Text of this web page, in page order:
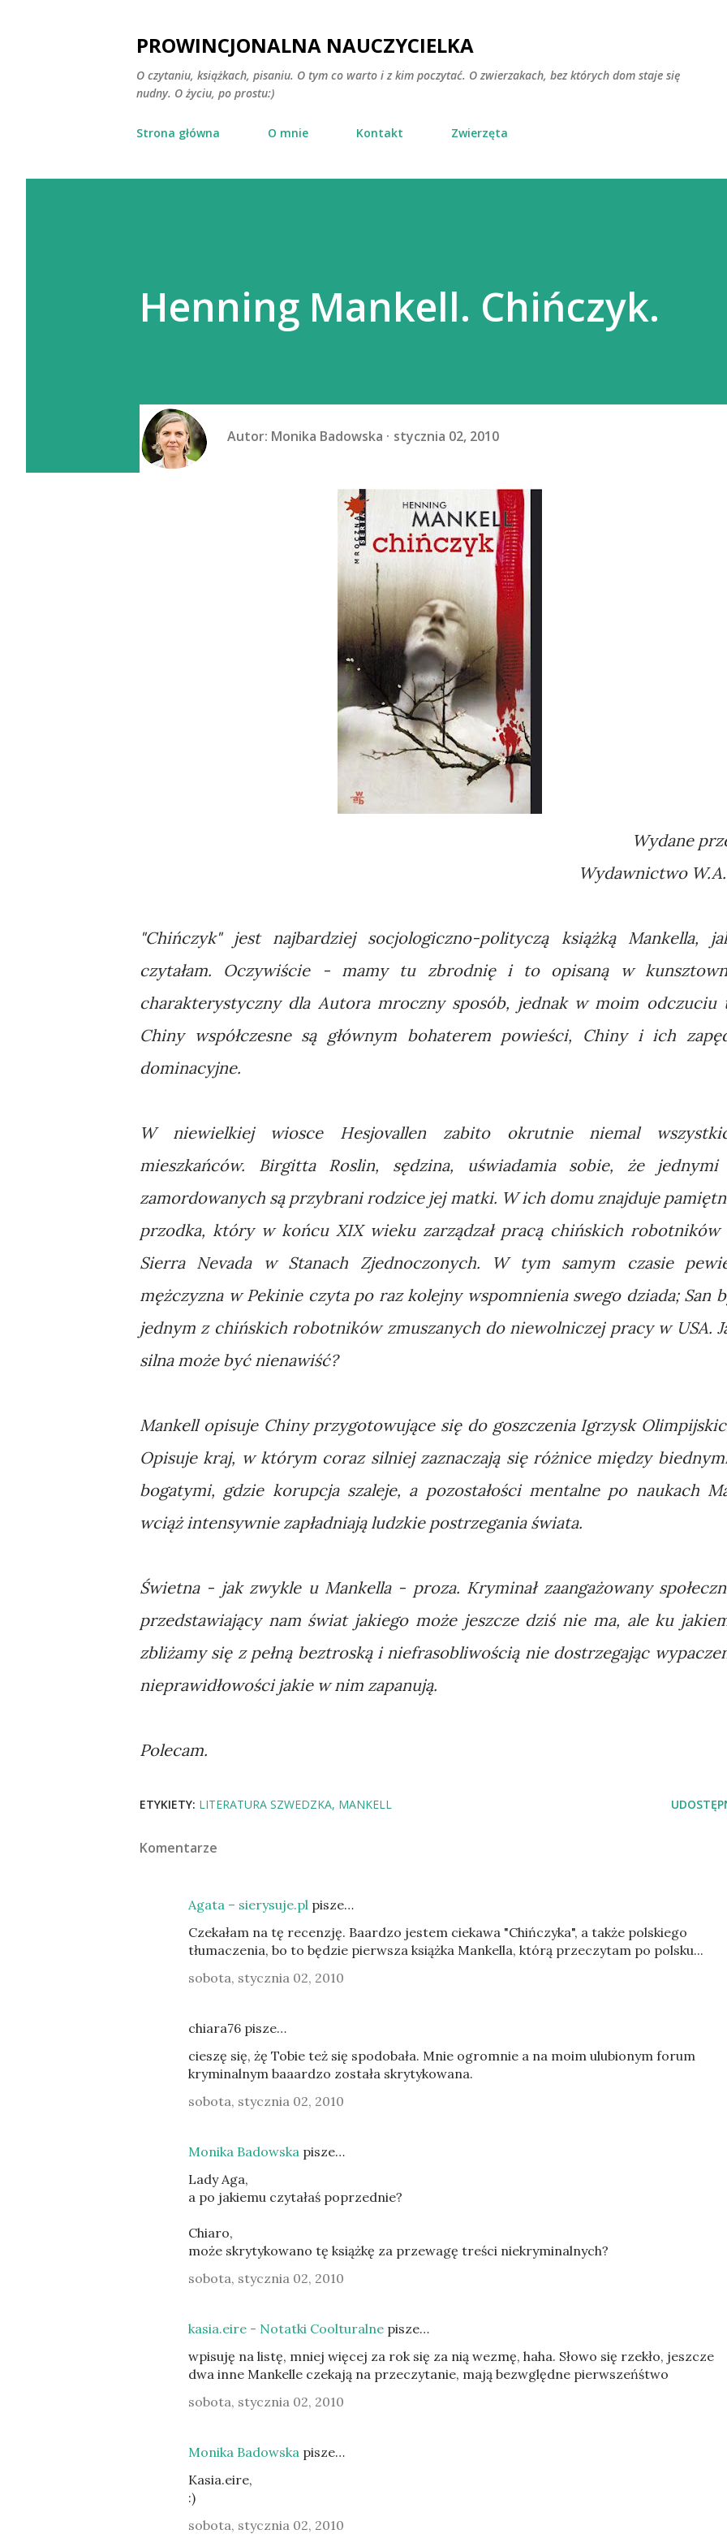
PROWINCJONALNA NAUCZYCIELKA
O czytaniu, książkach, pisaniu. O tym co warto i z kim poczytać. O zwierzakach, bez których dom staje się
nudny. O życiu, po prostu:)
Strona główna O mnie Kontakt Zwierzęta
Henning Mankell. Chińczyk.
Autor: Monika Badowska stycznia 02, 2010
Wydane
Wydawnictwo
"Chińczyk" jest najbardziej socjologiczno-polityczą książką Mankella,
czytałam. Oczywiście - mamy tu zbrodnię i to opisaną w
charakterystyczny dla Autora mroczny sposób, jednak w moim odczuciu
Chiny współczesne są głównym bohaterem powieści, Chiny i ich
dominacyjne.
W niewielkiej wiosce Hesjovallen zabito okrutnie niemal
mieszkańców. Birgitta Roslin, sędzina, uświadamia sobie, że
zamordowanych są przybrani rodzice jej matki. W ich domu znajduje
przodka, który w końcu XIX wieku zarządzał pracą chińskich robotników
Sierra Nevada w Stanach Zjednoczonych. W tym samym czasie
mężczyzna w Pekinie czyta po raz kolejny wspomnienia swego dziada; San
jednym z chińskich robotników zmuszanych do niewolniczej pracy w USA.
silna może być nienawiść?
Mankell opisuje Chiny przygotowujące się do goszczenia Igrzysk
Opisuje kraj, w którym coraz silniej zaznaczają się różnice między
bogatymi, gdzie korupcja szaleje, a pozostałości mentalne po naukach
wciąż intensywnie zapładniają ludzkie postrzegania świata.
Świetna - jak zwykle u Mankella - proza. Kryminał zaangażowany
przedstawiający nam świat jakiego może jeszcze dziś nie ma, ale ku
zbliżamy się z pełną beztroską i niefrasobliwością nie dostrzegając
nieprawidłowości jakie w nim zapanują.
Polecam.
ETYKIETY: LITERATURA SZWEDZKA MANKELL
Komentarze
Agata – sierysuje.pl pisze…
Czekałam na tę recenzję. Baardzo jestem ciekawa "Chińczyka", a także polskiego
tłumaczenia, bo to będzie pierwsza książka Mankella, którą przeczytam po polsku...
sobota, stycznia 02, 2010
chiara76 pisze…
cieszę się, żę Tobie też się spodobała. Mnie ogromnie a na moim ulubionym forum
kryminalnym baaardzo została skrytykowana.
sobota, stycznia 02, 2010
Monika Badowska pisze…
Lady Aga,
a po jakiemu czytałaś poprzednie?
Chiaro,
może skrytykowano tę książkę za przewagę treści niekryminalnych?
sobota, stycznia 02, 2010
kasia.eire - Notatki Coolturalne pisze…
wpisuję na listę, mniej więcej za rok się za nią wezmę, haha. Słowo się rzekło, jeszcze
dwa inne Mankelle czekają na przeczytanie, mają bezwględne pierwszeńśtwo
sobota, stycznia 02, 2010
Monika Badowska pisze…
Kasia.eire,
:)
sobota, stycznia 02, 2010